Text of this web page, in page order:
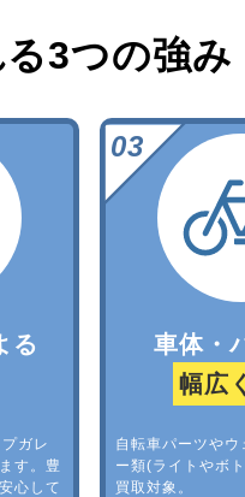
3つの強み
る
ガレ
す。豊
心して
車体・
幅広
自転車パーツやウ
ー類(ライトやボ
買取対象。